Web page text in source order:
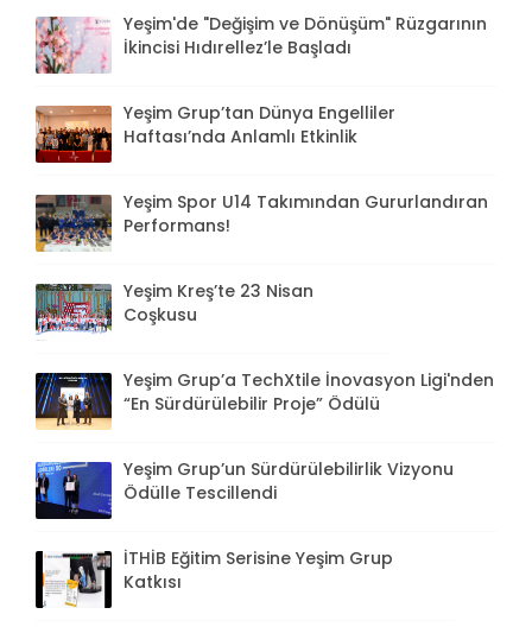
Yeşim'de "Değişim ve Dönüşüm" Rüzgarının
İkincisi Hıdırellez’le Başladı
Yeşim Grup’tan Dünya Engelliler
Haftası’nda Anlamlı Etkinlik
Yeşim Spor U14 Takımından Gururlandıran
Performans!
Yeşim Kreş’te 23 Nisan
Coşkusu
Yeşim Grup’a TechXtile İnovasyon Ligi'nden
“En Sürdürülebilir Proje” Ödülü
Yeşim Grup’un Sürdürülebilirlik Vizyonu
Ödülle Tescillendi
İTHİB Eğitim Serisine Yeşim Grup
Katkısı